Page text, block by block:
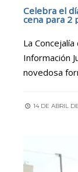
Celebra el
cena para 2
La
Información
novedosa
14 DE ABRIL